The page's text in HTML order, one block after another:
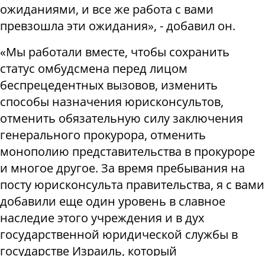
ожиданиями, и все же работа с вами
превзошла эти ожидания», - добавил он.
«Мы работали вместе, чтобы сохранить
статус омбудсмена перед лицом
беспрецедентных вызовов, изменить
способы назначения юрисконсультов,
отменить обязательную силу заключения
генерального прокурора, отменить
монополию представительства в прокуроре
и многое другое. За время пребывания на
посту юрисконсульта правительства, я с вами
добавили еще один уровень в славное
наследие этого учреждения и в дух
государственной юридической службы в
государстве Израиль, который